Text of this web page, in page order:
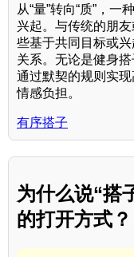
从“量”转向“质”，一
兴起。与传统的朋
些基于共同目标或
关系。无论是健身
通过默契的规则实
情感负担。
有序搭子
为什么说“搭
的打开方式？